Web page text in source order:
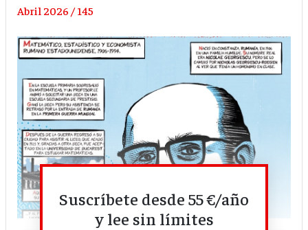
Abril 2026 / 145
Suscríbete desde 55 €/año
y lee sin límites